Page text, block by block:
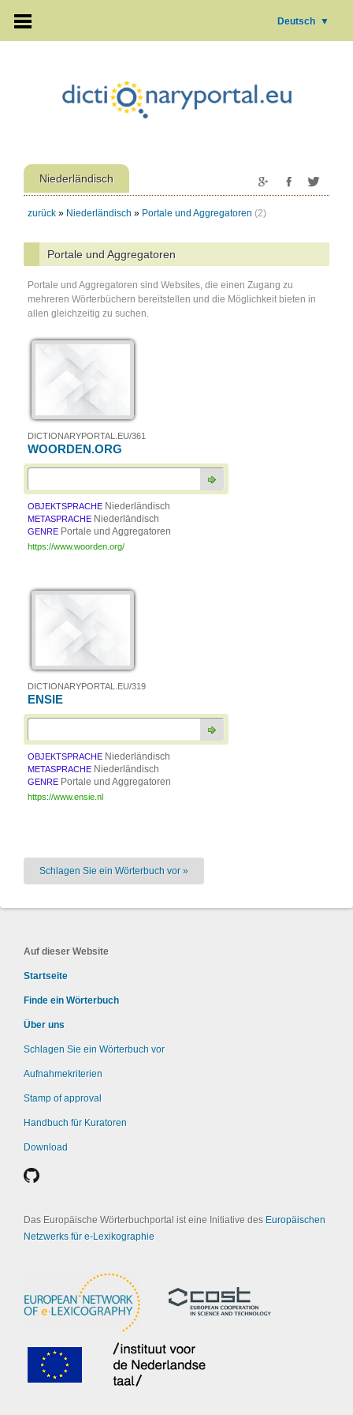
Deutsch ▼
Niederländisch
zurück » Niederländisch » Portale und Aggregatoren (2)
Portale und Aggregatoren
Portale und Aggregatoren sind Websites, die einen Zugang zu
mehreren Wörterbüchern bereitstellen und die Möglichkeit bieten in
allen gleichzeitig zu suchen.
DICTIONARYPORTAL.EU/361
WOORDEN.ORG
OBJEKTSPRACHE Niederländisch
METASPRACHE Niederländisch
GENRE Portale und Aggregatoren
https://www.woorden.org/
DICTIONARYPORTAL.EU/319
ENSIE
OBJEKTSPRACHE Niederländisch
METASPRACHE Niederländisch
GENRE Portale und Aggregatoren
https://www.ensie.nl
Schlagen Sie ein Wörterbuch vor »
Auf dieser Website
Startseite
Finde ein Wörterbuch
Über uns
Schlagen Sie ein Wörterbuch vor
Aufnahmekriterien
Stamp of approval
Handbuch für Kuratoren
Download
Das Europäische Wörterbuchportal ist eine Initiative des Europäischen
Netzwerks für e-Lexikographie